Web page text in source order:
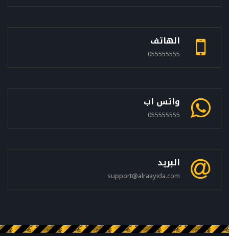
الهاتف
055555555
واتس اب
055555555
البريد
support@alraayida.com